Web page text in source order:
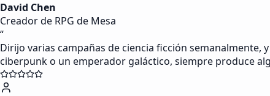
David Chen
Creador de RPG de Mesa
“
Dirijo varias campañas de ciencia ficción semanalmente,
ciberpunk o un emperador galáctico, siempre produce